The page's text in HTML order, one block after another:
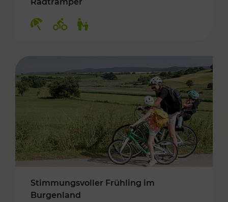
Stimmungsvoller Frühling im
Burgenland